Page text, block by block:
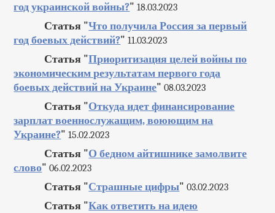
год украинской войны?" 18.03.2023
Статья "Что получила Россия за первый
год боевых действий?" 11.03.2023
Статья "Приоритизация целей войны по
экономическим результатам первого года
боевых действий на Украине" 08.03.2023
Статья "Откуда идет финансирование
зарплат военнослужащим, воюющим на
Украине?" 15.02.2023
Статья "О бедном айтишнике замолвите
слово" 06.02.2023
Статья "Страшные цифры" 03.02.2023
Статья "Как ответить на идею